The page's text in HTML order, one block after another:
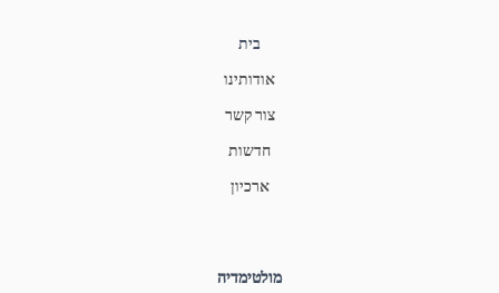
בית
אודותינו
צור קשר
חדשות
ארכיון
מולטימדיה